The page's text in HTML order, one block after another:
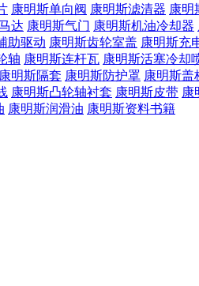
康明斯单向阀 康明斯滤清器 康明
达 康明斯气门 康明斯机油冷却器
助驱动 康明斯齿轮室盖 康明斯充
轴 康明斯连杆瓦 康明斯活塞冷却
康明斯隔套 康明斯防护罩 康明斯盖
康明斯凸轮轴衬套 康明斯皮带 康
康明斯润滑油 康明斯资料书籍